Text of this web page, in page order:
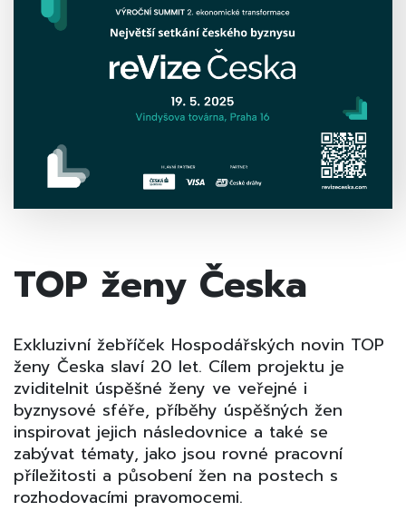
TOP ženy Česka
Exkluzivní žebříček Hospodářských novin TOP
ženy Česka slaví 20 let. Cílem projektu je
zviditelnit úspěšné ženy ve veřejné i
byznysové sféře, příběhy úspěšných žen
inspirovat jejich následovnice a také se
zabývat tématy, jako jsou rovné pracovní
příležitosti a působení žen na postech s
rozhodovacími pravomocemi.